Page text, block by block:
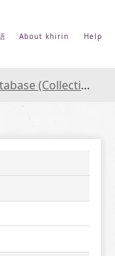
About khirin Help
Museum of Japanese History)